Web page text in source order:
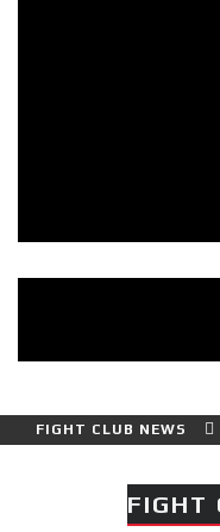
FIGHT CLUB NEWS
και πιο δύσκολο αγώνα
FIGHT